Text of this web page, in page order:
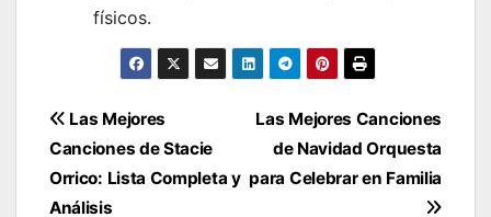
físicos.
Navegación
de
Las Mejores Canciones
de Navidad Orquesta
para Celebrar en Familia
Las Mejores
Canciones de Stacie
Orrico: Lista Completa y
Análisis